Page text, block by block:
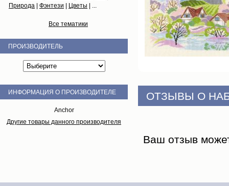
ОТЗЫВЫ О
Ваш отзыв
Природа
Фэнтези Цветы | ...
Все тематики
ПРОИЗВОДИТЕЛЬ
ИНФОРМАЦИЯ О ПРОИЗВОДИТЕЛЕ
Anchor
Другие товары данного производителя